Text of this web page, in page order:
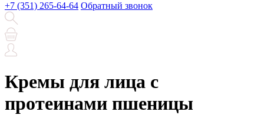
+7 (351) 265-64-64 Обратный звонок
Кремы для лица с
протеинами пшеницы